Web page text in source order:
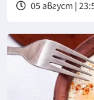
05 август |